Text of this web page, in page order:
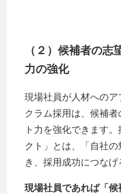
（２）候補者の志
力の強化
現場社員が人材への
クラム採用は、候補
ト力を強化できます
クト」とは、「自社の
き、採用成功につなげ
現場社員であれば「候